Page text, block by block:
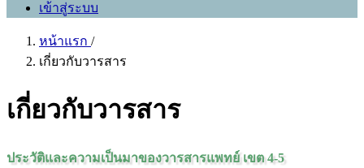
เข้าสู่ระบบ
หน้าแรก /
เกี่ยวกับวารสาร
เกี่ยวกับวารสาร
ประวัติและความเป็นมาของวารสารแพทย์ เขต 4-5